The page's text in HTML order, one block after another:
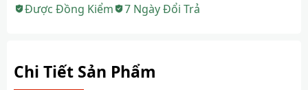
Được Đồng Kiểm 7 Ngày Đổi Trả
Chi Tiết Sản Phẩm